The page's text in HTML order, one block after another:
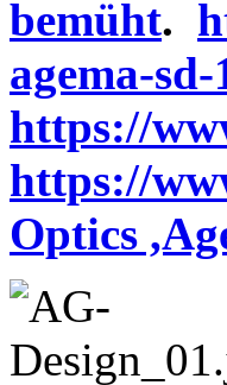
bemüht.
agema-
https://
https://
Optics